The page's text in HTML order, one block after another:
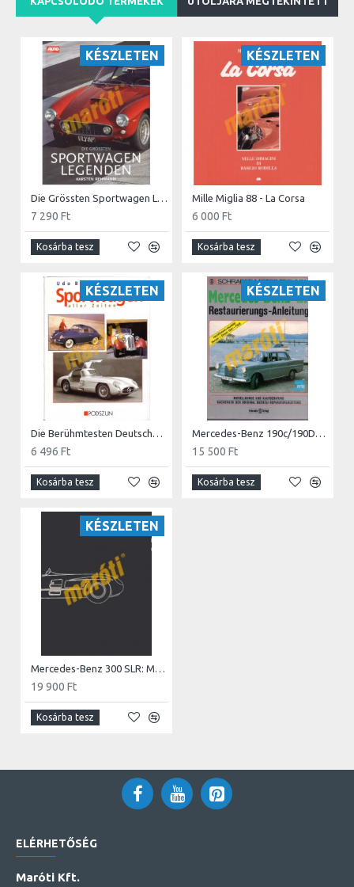
KÉSZLETEN
Die Grössten Sportwagen Legenden
7 290 Ft
Kosárba tesz
KÉSZLETEN
Mille Miglia 88 - La Corsa
6 000 Ft
Kosárba tesz
KÉSZLETEN
Die Berühmtesten Deutschen Sportwagen aller Zeiten
6 496 Ft
Kosárba tesz
KÉSZLETEN
Mercedes-Benz 190c/190Dc/200/200D Restaurierungs-Anleitung 1961-1968
15 500 Ft
Kosárba tesz
KÉSZLETEN
Mercedes-Benz 300 SLR: Meilensteine des Motorsports, Band 1 - HASZNÁLT
19 900 Ft
Kosárba tesz
ELÉRHETŐSÉG
Maróti Kft.